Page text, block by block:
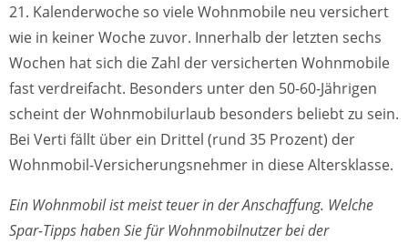
21. Kalenderwoche so viele Wohnmobile neu versichert
wie in keiner Woche zuvor. Innerhalb der letzten sechs
Wochen hat sich die Zahl der versicherten Wohnmobile
fast verdreifacht. Besonders unter den 50-60-Jährigen
scheint der Wohnmobilurlaub besonders beliebt zu sein.
Bei Verti fällt über ein Drittel (rund 35 Prozent) der
Wohnmobil-Versicherungsnehmer in diese Altersklasse.
Ein Wohnmobil ist meist teuer in der Anschaffung. Welche
Spar-Tipps haben Sie für Wohnmobilnutzer bei der